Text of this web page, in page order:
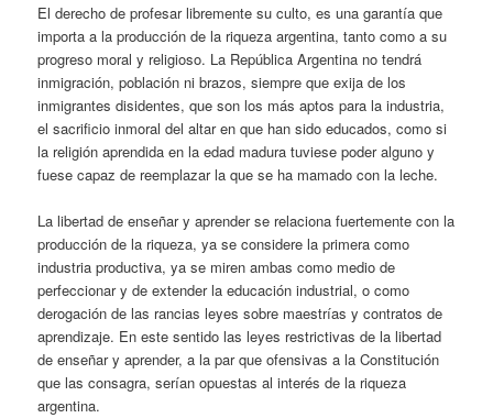
El derecho de profesar libremente su culto, es una garantía que
importa a la producción de la riqueza argentina, tanto como a su
progreso moral y religioso. La República Argentina no tendrá
inmigración, población ni brazos, siempre que exija de los
inmigrantes disidentes, que son los más aptos para la industria,
el sacrificio inmoral del altar en que han sido educados, como si
la religión aprendida en la edad madura tuviese poder alguno y
fuese capaz de reemplazar la que se ha mamado con la leche.
La libertad de enseñar y aprender se relaciona fuertemente con la
producción de la riqueza, ya se considere la primera como
industria productiva, ya se miren ambas como medio de
perfeccionar y de extender la educación industrial, o como
derogación de las rancias leyes sobre maestrías y contratos de
aprendizaje. En este sentido las leyes restrictivas de la libertad
de enseñar y aprender, a la par que ofensivas a la Constitución
que las consagra, serían opuestas al interés de la riqueza
argentina.